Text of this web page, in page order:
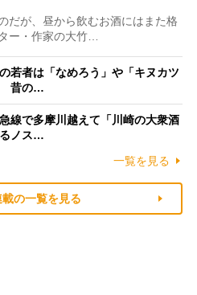
だが、昼から飲むお酒にはまた格
ー・作家の大竹…
若者は「なめろう」や「キヌカツ
昔の…
線で多摩川越えて「川崎の大衆酒
ノス…
一覧を見る
の一覧を見る